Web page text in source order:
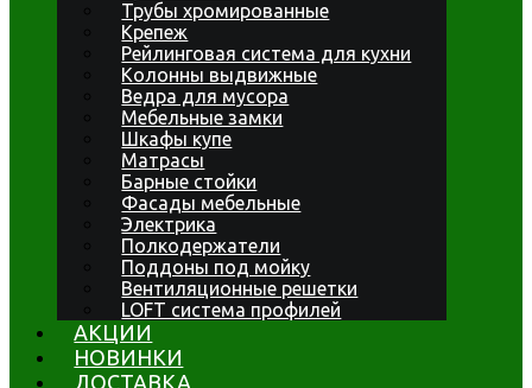
Трубы хромированные
Крепеж
Рейлинговая система для кухни
Колонны выдвижные
Ведра для мусора
Мебельные замки
Шкафы купе
Матрасы
Барные стойки
Фасады мебельные
Электрика
Полкодержатели
Поддоны под мойку
Вентиляционные решетки
LOFT система профилей
АКЦИИ
НОВИНКИ
ДОСТАВКА